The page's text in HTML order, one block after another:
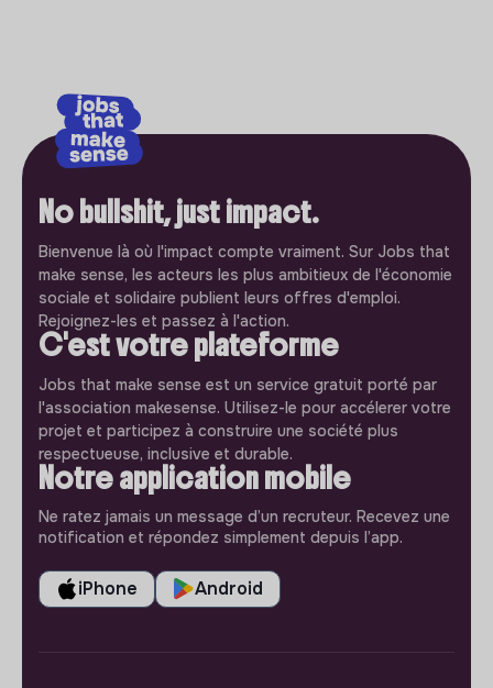
No bullshit, just impact.
Bienvenue là où l'impact compte vraiment. Sur Jobs that
make sense, les acteurs les plus ambitieux de l'économie
sociale et solidaire publient leurs offres d'emploi.
Rejoignez-les et passez à l'action.
C'est votre plateforme
Jobs that make sense est un service gratuit porté par
l'association makesense. Utilisez-le pour accélerer votre
projet et participez à construire une société plus
respectueuse, inclusive et durable.
Notre application mobile
Ne ratez jamais un message d’un recruteur. Recevez une
notification et répondez simplement depuis l’app.
iPhone Android